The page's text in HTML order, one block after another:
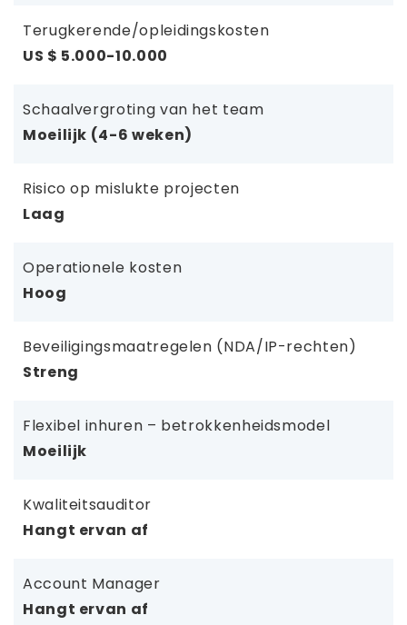
Terugkerende/opleidingskosten
US $ 5.000-10.000
Schaalvergroting van het team
Moeilijk (4-6 weken)
Risico op mislukte projecten
Laag
Operationele kosten
Hoog
Beveiligingsmaatregelen (NDA/IP-rechten)
Streng
Flexibel inhuren – betrokkenheidsmodel
Moeilijk
Kwaliteitsauditor
Hangt ervan af
Account Manager
Hangt ervan af